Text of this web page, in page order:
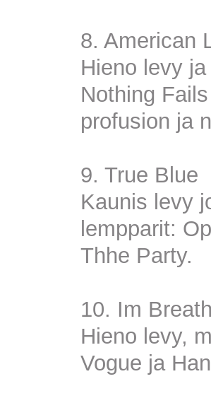
8. American
Hieno levy
Nothing
profusion ja
9. True Blue
Kaunis levy
lempparit:
Thhe Party.
10. Im
Hieno levy,
Vogue ja